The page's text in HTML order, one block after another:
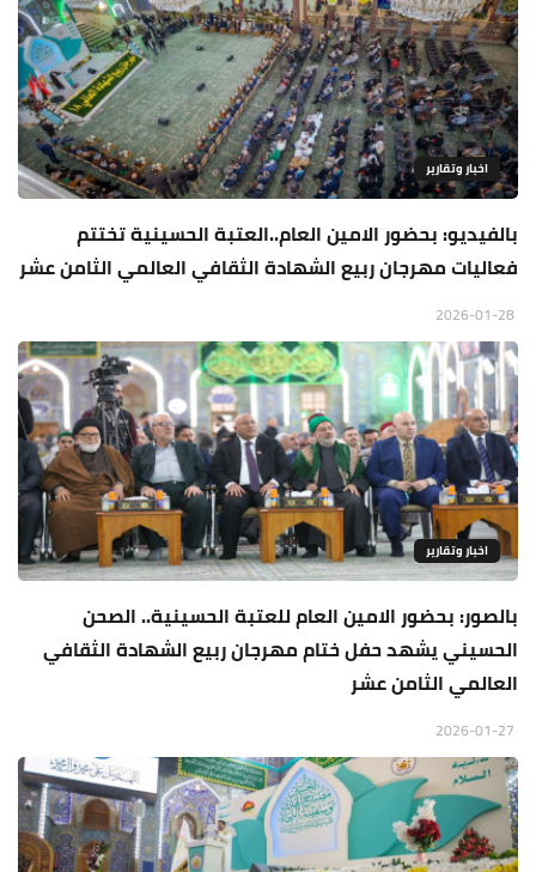
اخبار وتقارير
بالفيديو: بحضور الامين العام..العتبة الحسينية تختتم
فعاليات مهرجان ربيع الشهادة الثقافي العالمي الثامن عشر
اخبار وتقارير
بالصور: بحضور الامين العام للعتبة الحسينية.. الصحن
الحسيني يشهد حفل ختام مهرجان ربيع الشهادة الثقافي
العالمي الثامن عشر